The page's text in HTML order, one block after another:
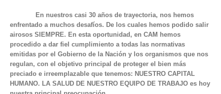
En nuestros casi 30 años de trayectoria, nos hemos
enfrentado a muchos desafíos. De los cuales hemos podido salir
airosos SIEMPRE. En esta oportunidad, en CAM hemos
procedido a dar fiel cumplimiento a todas las normativas
emitidas por el Gobierno de la Nación y los organismos que nos
regulan, con el objetivo principal de proteger el bien más
preciado e irreemplazable que tenemos: NUESTRO CAPITAL
HUMANO. LA SALUD DE NUESTRO EQUIPO DE TRABAJO es hoy